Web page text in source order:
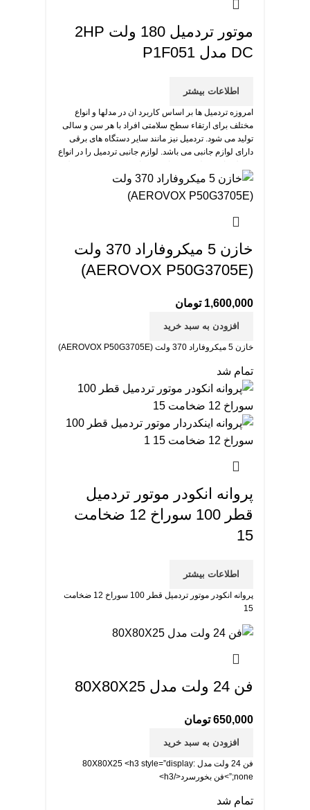
موتور تردمیل 180 ولت 2HP
DC مدل P1F051
اطلاعات بیشتر
امروزه تردمیل ها بر اساس کاربرد ان در مدلها و انواع
مختلف برای ارتقاء سطح سلامتی افراد با هر سن و سالی
تولید می شود. تردمیل نیز مانند سایر دستگاه های برقی
دارای لوازم جانبی می باشد. لوازم جانبی تردمیل را در انواع
و مدل های مختلف می توانید خریداری کنید. موتور تردمیل
مهم ترین بخش تردمیل است.
خازن 5 میکروفاراد 370 ولت
(AEROVOX P50G3705E)
1,600,000 تومان
افزودن به سبد خرید
خازن 5 میکروفاراد 370 ولت (AEROVOX P50G3705E)
تمام شد
پروانه انکودر موتور تردمیل
قطر 100 سوراخ 12 ضخامت
15
اطلاعات بیشتر
پروانه انکودر موتور تردمیل قطر 100 سوراخ 12 ضخامت
15
فن 24 ولت مدل 80X80X25
650,000 تومان
افزودن به سبد خرید
فن 24 ولت مدل 80X80X25 <h3 style=”display:
none;”>فن بخورسرد</h3>
تمام شد